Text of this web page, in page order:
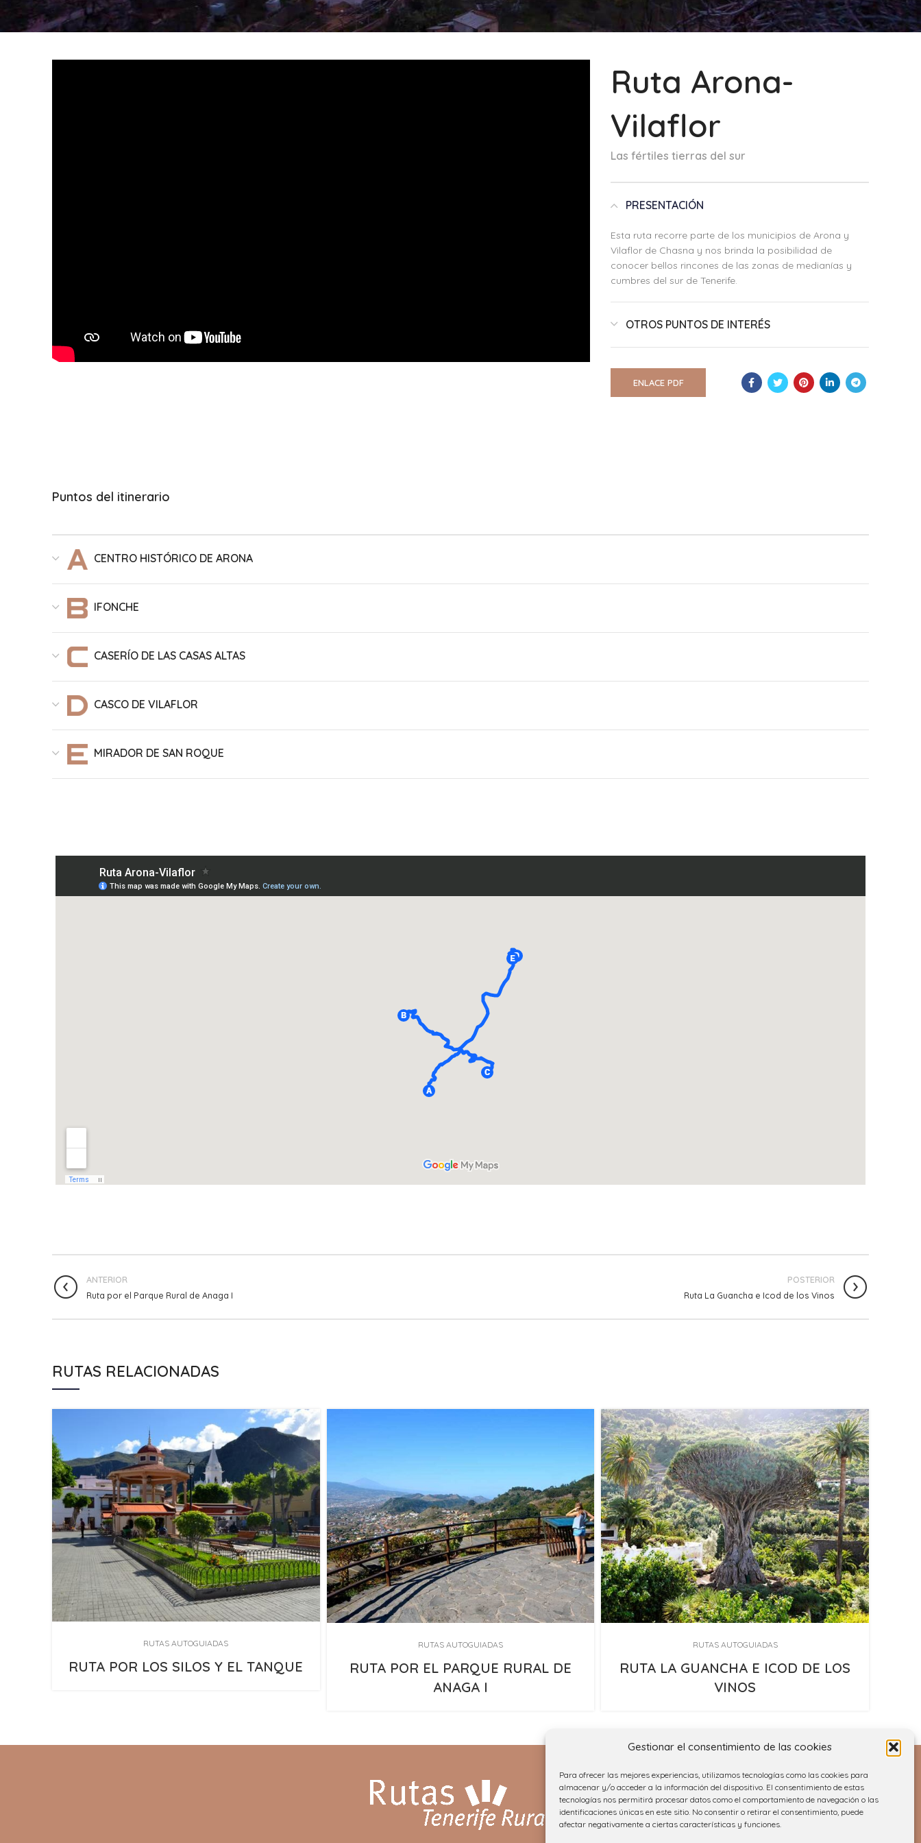
Gestionar el consentimiento de las cookies
Para ofrecer las mejores experiencias, utilizamos tecnologías como las cookies para
almacenar y/o acceder a la información del dispositivo. El consentimiento de estas
tecnologías nos permitirá procesar datos como el comportamiento de navegación o las
identificaciones únicas en este sitio. No consentir o retirar el consentimiento, puede
afectar negativamente a ciertas características y funciones.
Ruta Arona-
Vilaflor
Las fértiles tierras del sur
PRESENTACIÓN
Esta ruta recorre parte de los municipios de Arona y
Vilaflor de Chasna y nos brinda la posibilidad de
conocer bellos rincones de las zonas de medianías y
cumbres del sur de Tenerife.
OTROS PUNTOS DE INTERÉS
ENLACE PDF
Puntos del itinerario
CENTRO HISTÓRICO DE ARONA
IFONCHE
CASERÍO DE LAS CASAS ALTAS
CASCO DE VILAFLOR
MIRADOR DE SAN ROQUE
ANTERIOR
Ruta por el Parque Rural de Anaga I
POSTERIOR
Ruta La Guancha e Icod de los Vinos
RUTAS RELACIONADAS
RUTAS AUTOGUIADAS
RUTA POR LOS SILOS Y EL TANQUE
RUTAS AUTOGUIADAS
RUTA POR EL PARQUE RURAL DE
ANAGA I
RUTAS AUTOGUIADAS
RUTA LA GUANCHA E ICOD DE LOS
VINOS